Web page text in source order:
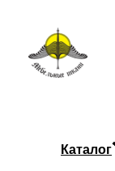
Каталог